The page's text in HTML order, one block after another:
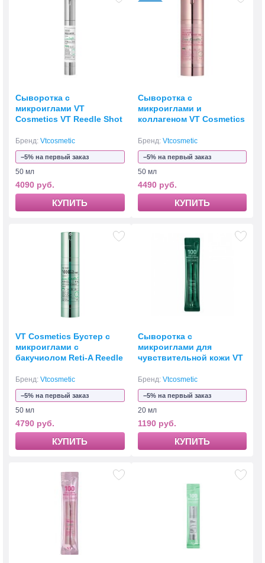
Сыворотка с
микроиглами VT
Cosmetics VT Reedle Shot
Бренд: Vtcosmetic
−5% на первый заказ
50 мл
4090 руб.
КУПИТЬ
Сыворотка с
микроиглами и
коллагеном VT Cosmetics
Бренд: Vtcosmetic
−5% на первый заказ
50 мл
4490 руб.
КУПИТЬ
VT Cosmetics Бустер с
микроиглами с
бакучиолом Reti-A Reedle
Бренд: Vtcosmetic
−5% на первый заказ
50 мл
4790 руб.
КУПИТЬ
Сыворотка с
микроиглами для
чувствительной кожи VT
Shot 100 Stick 2 мл
Бренд: Vtcosmetic
−5% на первый заказ
20 мл
1190 руб.
КУПИТЬ